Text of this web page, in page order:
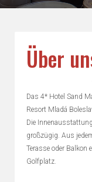
Über
Das 4* Hotel Sand
Resort Mladá
Die
großzügig. Aus
Terasse oder Balkon
Golfplatz.